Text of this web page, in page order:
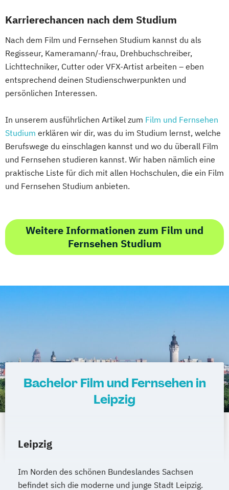
Karrierechancen nach dem Studium
Nach dem Film und Fernsehen Studium kannst du als
Regisseur, Kameramann/-frau, Drehbuchschreiber,
Lichttechniker, Cutter oder VFX-Artist arbeiten – eben
entsprechend deinen Studienschwerpunkten und
persönlichen Interessen.
In unserem ausführlichen Artikel zum Film und Fernsehen
Studium erklären wir dir, was du im Studium lernst, welche
Berufswege du einschlagen kannst und wo du überall Film
und Fernsehen studieren kannst. Wir haben nämlich eine
praktische Liste für dich mit allen Hochschulen, die ein Film
und Fernsehen Studium anbieten.
Weitere Informationen zum Film und
Fernsehen Studium
Bachelor Film und Fernsehen in
Leipzig
Leipzig
Im Norden des schönen Bundeslandes Sachsen
befindet sich die moderne und junge Stadt Leipzig.